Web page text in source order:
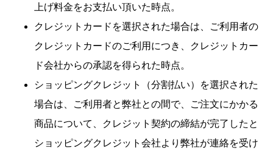
上げ料金をお支払い頂いた時点。
クレジットカードを選択された場合は、ご利用者の
クレジットカードのご利用につき、クレジットカー
ド会社からの承認を得られた時点。
ショッピングクレジット（分割払い）を選択された
場合は、ご利用者と弊社との間で、ご注文にかかる
商品について、クレジット契約の締結が完了したと
ショッピングクレジット会社より弊社が連絡を受け